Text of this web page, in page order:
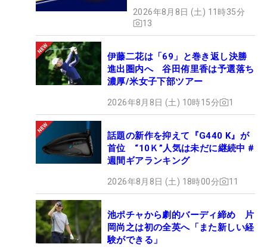
2026年8月8日 (土) 11時35分
13
伊藤二花は「69」と巻き返し決勝
進出圏内へ 谷田侑里香は予選落ち
濃厚/米女子下部ツアー
2026年8月8日 (土) 10時15分 1
話題の新作を抑えて『G440 K』が
首位 “10Ｋ”人気は未だに継続中 #
週間ギアランキング
2026年8月8日 (土) 18時00分 11
池ポチャから劇的バーディ締め 片
岡尚之は初の全英へ「また新しい経
験ができる」